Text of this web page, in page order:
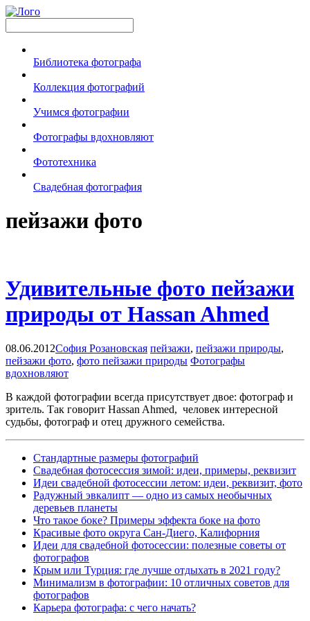
Библиотека фотографа
Коллекция фотографий
Учимся фотографии
Фотографы вдохновляют
Фототехника
Свадебная фотография
пейзажи фото
Удивительные фото пейзажи
природы от Hassan Ahmed
08.06.2012София Розановская пейзажи, пейзажи природы,
пейзажи фото, фото пейзажи природы Фотографы
вдохновляют
В каждой фотографии всегда присутствует двое: фотограф и
зритель. Так говорит Hassan Ahmed, человек интересной
судьбы, фотограф и отец дружного семейства.
Cтандартные размеры фотографий
Свадебная фотосессия зимой: идеи, примеры, реквизит
Идеи свадебной фотосессии летом: идеи, реквизит, фото
Радужный эвкалипт — одно из самых необычных
деревьев планеты
Что такое боке? Примеры эффекта боке на фото
Красивые фото округа Сан-Диего, Калифорния
Идеи для свадебной фотосессии: полезные советы от
фотографов
Крым или Турция: где лучше отдыхать в 2021 году?
Минимализм в фотографии: 10 отличных советов для
фотографов
Карьера фотографа: с чего начать?